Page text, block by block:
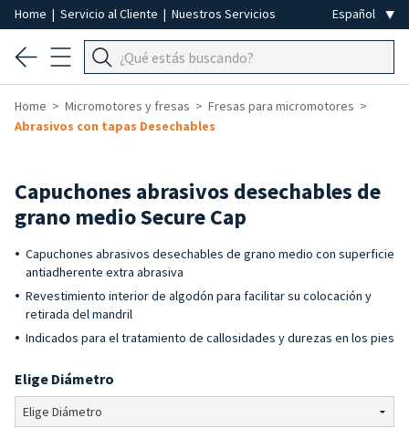
Home | Servicio al Cliente | Nuestros Servicios
Home Micromotores y fresas
Fresas para micromotores
Abrasivos con tapas Desechables
Capuchones abrasivos desechables de
grano medio Secure Cap
Capuchones abrasivos desechables de grano medio con superficie
antiadherente extra abrasiva
Revestimiento interior de algodón para facilitar su colocación y
retirada del mandril
Indicados para el tratamiento de callosidades y durezas en los pies
Elige Diámetro